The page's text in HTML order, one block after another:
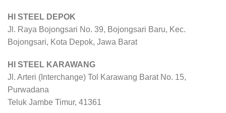
HI STEEL DEPOK
Jl. Raya Bojongsari No. 39, Bojongsari Baru, Kec.
Bojongsari, Kota Depok, Jawa Barat
HI STEEL KARAWANG
Jl. Arteri (Interchange) Tol Karawang Barat No. 15,
Purwadana
Teluk Jambe Timur, 41361